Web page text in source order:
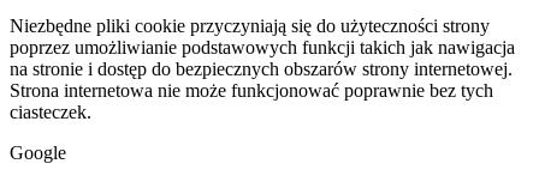
Niezbędne pliki cookie przyczyniają się do użyteczności strony
poprzez umożliwianie podstawowych funkcji takich jak nawigacja
na stronie i dostęp do bezpiecznych obszarów strony internetowej.
Strona internetowa nie może funkcjonować poprawnie bez tych
ciasteczek.
Google